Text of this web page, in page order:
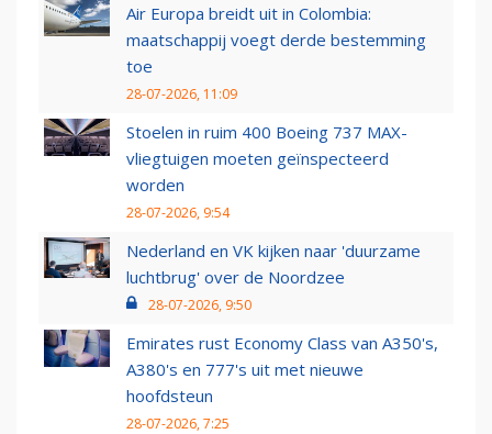
Air Europa breidt uit in Colombia:
maatschappij voegt derde bestemming
toe
28-07-2026, 11:09
Stoelen in ruim 400 Boeing 737 MAX-
vliegtuigen moeten geïnspecteerd
worden
28-07-2026, 9:54
Nederland en VK kijken naar 'duurzame
luchtbrug' over de Noordzee
28-07-2026, 9:50
Emirates rust Economy Class van A350's,
A380's en 777's uit met nieuwe
hoofdsteun
28-07-2026, 7:25